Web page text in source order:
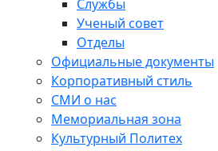
Службы
Ученый совет
Отделы
Официальные документы
Корпоративный стиль
СМИ о нас
Мемориальная зона
Культурный Политех